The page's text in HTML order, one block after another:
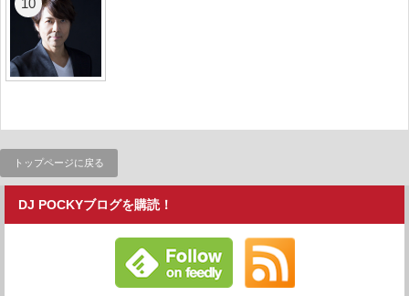
トップページに戻る
DJ POCKYブログを購読！